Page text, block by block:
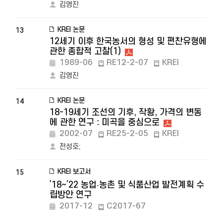
김영진
13 KREI 논문
12세기 이후 한국농서의 형성 및 편찬유형에
관한 종합적 고찰(1)
1989-06 RE12-2-07 KREI
김영진
14 KREI 논문
18-19세기 조선의 기후, 작황, 가격의 변동
에 관한 연구 : 미곡을 중심으로
2002-07 RE25-2-05 KREI
전성호;
15 KREI 보고서
’18~’22 농업‧농촌 및 식품산업 발전계획 수
립방안 연구
2017-12
C2017-67